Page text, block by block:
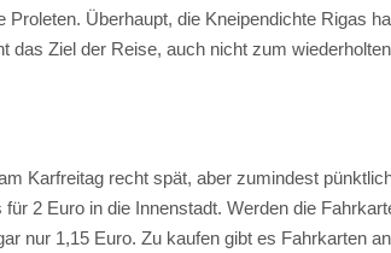
Proleten. Überhaupt, die Kneipendichte Rigas
das Ziel der Reise, auch nicht zum
Karfreitag recht spät, aber zumindest
für 2 Euro in die Innenstadt. Werden die
nur 1,15 Euro. Zu kaufen gibt es Fahrkarten